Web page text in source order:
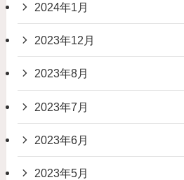
2024年1月
2023年12月
2023年8月
2023年7月
2023年6月
2023年5月